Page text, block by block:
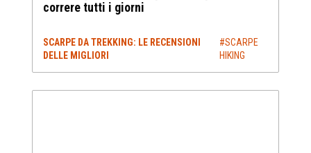
correre tutti i giorni
SCARPE DA TREKKING: LE RECENSIONI
DELLE MIGLIORI
#SCARPE
HIKING